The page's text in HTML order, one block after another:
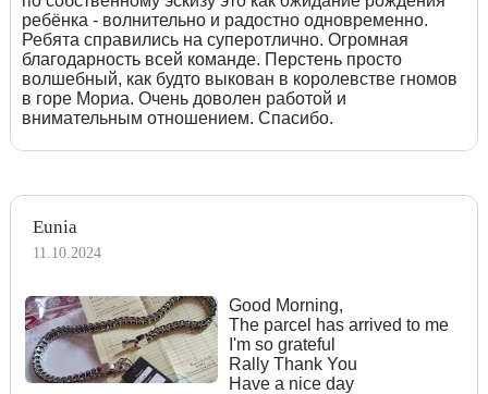
ребёнка - волнительно и радостно одновременно.
Ребята справились на суперотлично. Огромная
благодарность всей команде. Перстень просто
волшебный, как будто выкован в королевстве гномов
в горе Мориа. Очень доволен работой и
внимательным отношением. Спасибо.
Eunia
11.10.2024
Good Morning,
The parcel has arrived to me
I'm so grateful
Rally Thank You
Have a nice day